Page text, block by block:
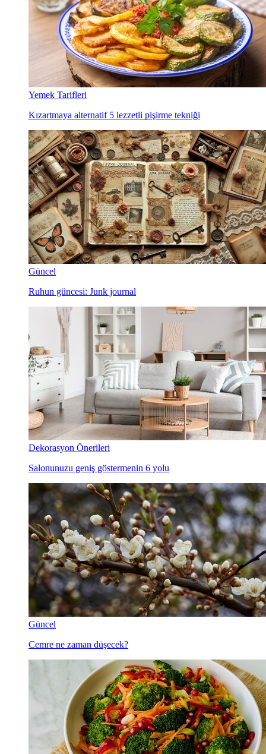
Yemek Tarifleri
Kızartmaya alternatif 5 lezzetli pişirme tekniği
Güncel
Ruhun güncesi: Junk journal
Dekorasyon Önerileri
Salonunuzu geniş göstermenin 6 yolu
Güncel
Cemre ne zaman düşecek?